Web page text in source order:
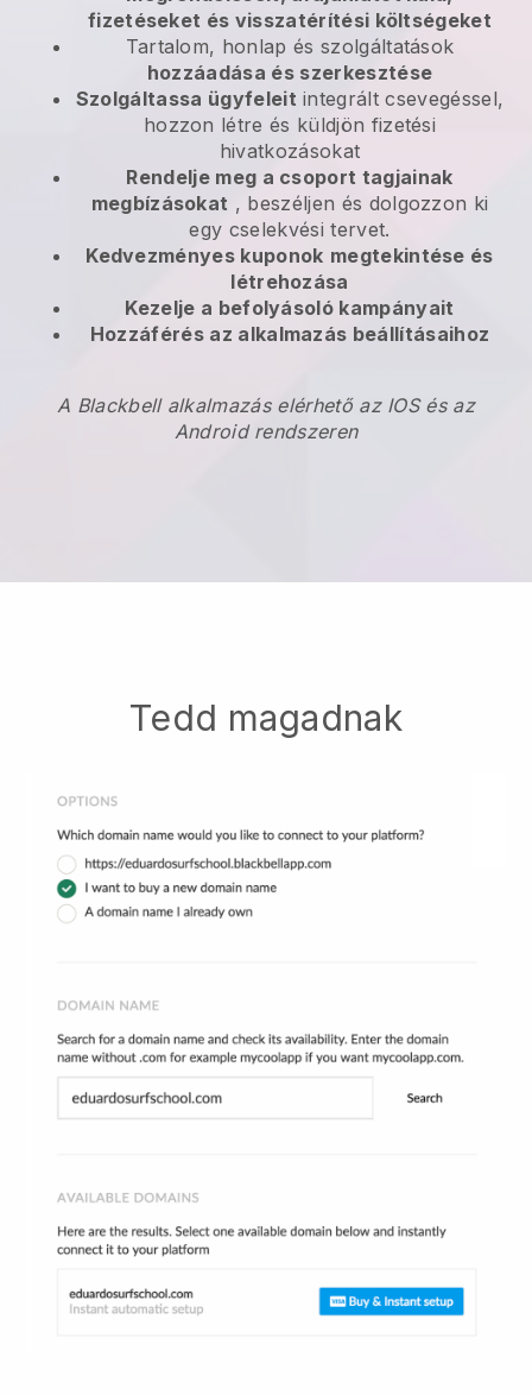
fizetéseket és visszatérítési költségeket
Tartalom, honlap és szolgáltatások
hozzáadása és szerkesztése
Szolgáltassa ügyfeleit integrált csevegéssel,
hozzon létre és küldjön fizetési
hivatkozásokat
Rendelje meg a csoport tagjainak
megbízásokat , beszéljen és dolgozzon ki
egy cselekvési tervet.
Kedvezményes kuponok megtekintése és
létrehozása
Kezelje a befolyásoló kampányait
Hozzáférés az alkalmazás beállításaihoz
A Blackbell alkalmazás elérhető az IOS és az
Android rendszeren
Tedd magadnak